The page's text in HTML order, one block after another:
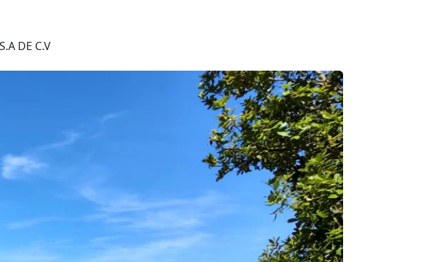
DE C.V